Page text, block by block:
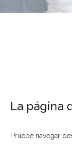
La página
Pruebe navegar